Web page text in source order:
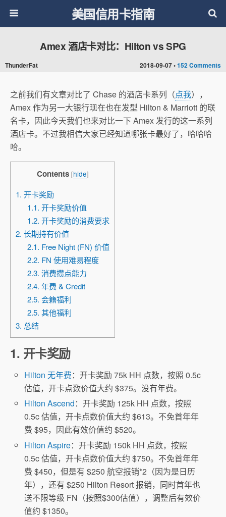
美国信用卡指南
2018-09-07 •152 Comments
Amex 酒店卡对比：Hilton vs SPG
ThunderFat
之前我们有文章对比了 Chase 的酒店卡系列（点我），
Amex 作为另一大银行现在也在发型 Hilton & Marriott 的联
名卡，因此今天我们也来对比一下 Amex 发行的这一系列
酒店卡。不过我相信大家已经知道哪张卡最好了，哈哈哈
哈。
Contents [hide]
1. 开卡奖励
1.1. 开卡奖励价值
1.2. 开卡奖励的消费要求
2. 长期持有价值
2.1. Free Night (FN) 价值
2.2. FN 使用难易程度
2.3. 消费攒点能力
2.4. 年费 & Credit
2.5. 会籍福利
2.5. 其他福利
3. 总结
1. 开卡奖励
Hilton 无年费：开卡奖励 75k HH 点数，按照 0.5c
估值，开卡点数价值大约 $375。没有年费。
Hilton Ascend：开卡奖励 125k HH 点数，按照
0.5c 估值，开卡点数价值大约 $613。不免首年年
费 $95，因此有效价值约 $520。
Hilton Aspire：开卡奖励 150k HH 点数，按照
0.5c 估值，开卡点数价值大约 $750。不免首年年
费 $450，但是有 $250 航空报销*2（因为是日历
年），还有 $250 Hilton Resort 报销，同时首年也
送不限等级 FN（按照$300估值），调整后有效价
值约 $1350。